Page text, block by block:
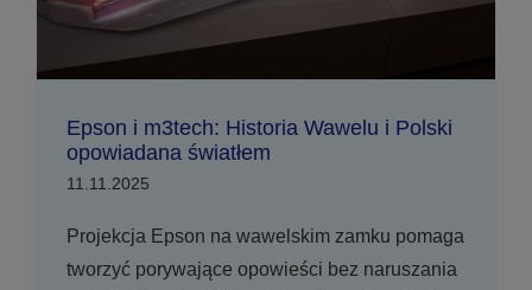
Epson i m3tech: Historia Wawelu i Polski
opowiadana światłem
11.11.2025
Projekcja Epson na wawelskim zamku pomaga
tworzyć porywające opowieści bez naruszania